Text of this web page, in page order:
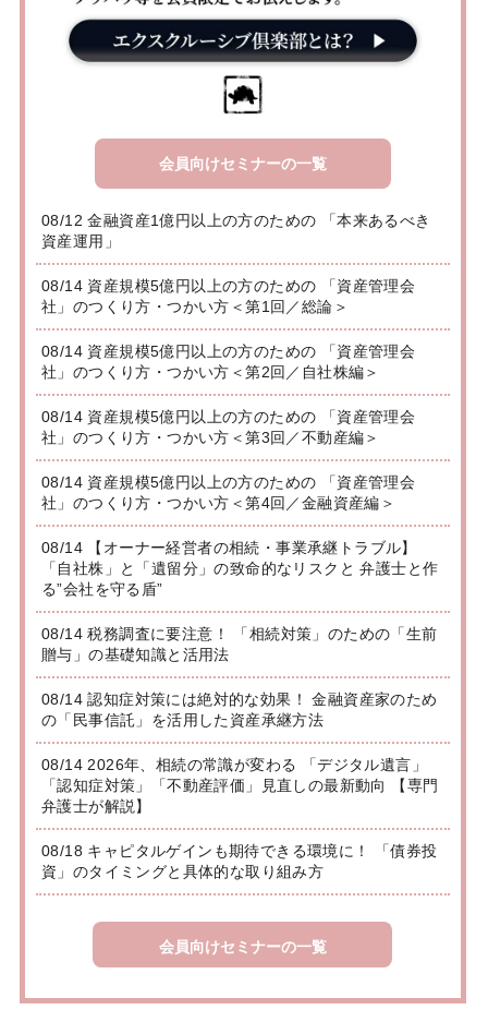
会員向けセミナーの一覧
08/12 金融資産1億円以上の方のための 「本来あるべき
資産運用」
08/14 資産規模5億円以上の方のための 「資産管理会
社」のつくり方・つかい方＜第1回／総論＞
08/14 資産規模5億円以上の方のための 「資産管理会
社」のつくり方・つかい方＜第2回／自社株編＞
08/14 資産規模5億円以上の方のための 「資産管理会
社」のつくり方・つかい方＜第3回／不動産編＞
08/14 資産規模5億円以上の方のための 「資産管理会
社」のつくり方・つかい方＜第4回／金融資産編＞
08/14 【オーナー経営者の相続・事業承継トラブル】
「自社株」と「遺留分」の致命的なリスクと 弁護士と作
る”会社を守る盾”
08/14 税務調査に要注意！ 「相続対策」のための「生前
贈与」の基礎知識と活用法
08/14 認知症対策には絶対的な効果！ 金融資産家のため
の「民事信託」を活用した資産承継方法
08/14 2026年、相続の常識が変わる 「デジタル遺言」
「認知症対策」「不動産評価」見直しの最新動向 【専門
弁護士が解説】
08/18 キャピタルゲインも期待できる環境に！ 「債券投
資」のタイミングと具体的な取り組み方
会員向けセミナーの一覧